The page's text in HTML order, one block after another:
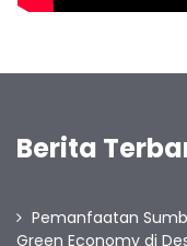
Berita
Pemanfaatan
Green Economy di